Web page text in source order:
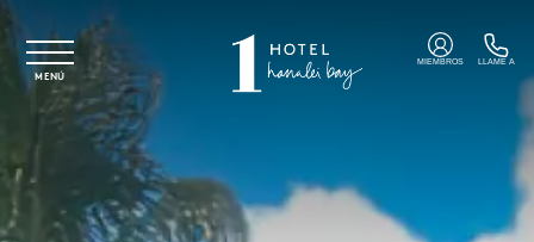
MENÚ
MIEMBROS LLAME A